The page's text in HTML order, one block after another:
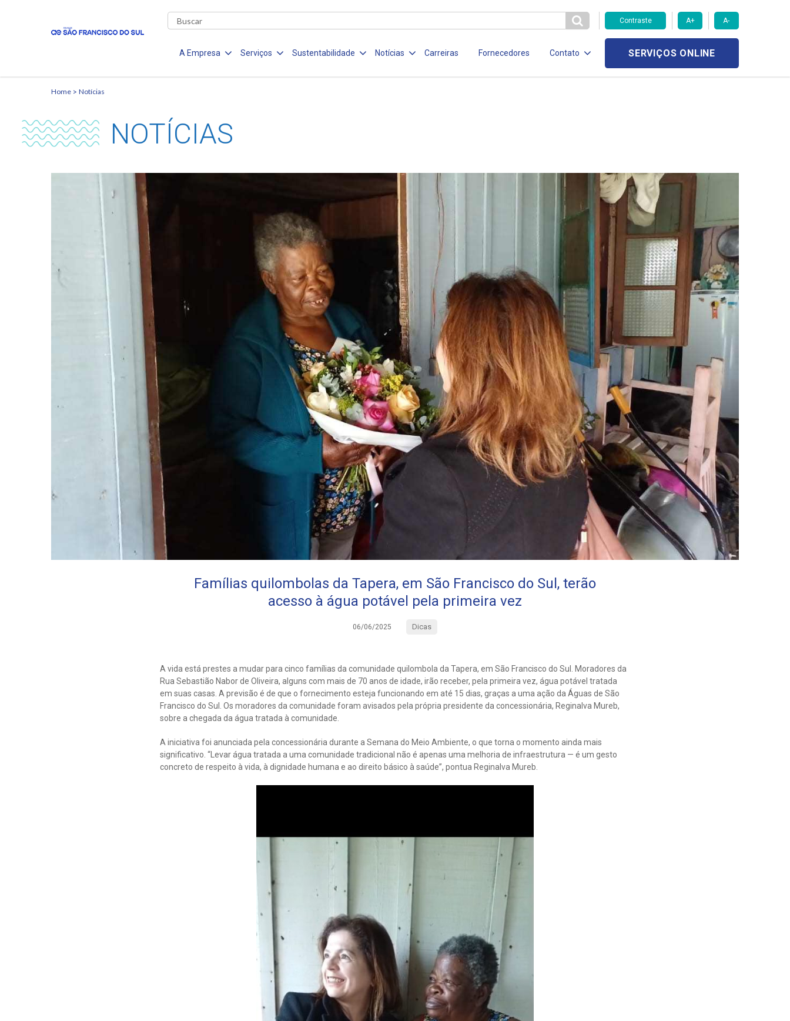
Contraste A+ A-
A Empresa Serviços Sustentabilidade Notícias Carreiras Fornecedores Contato SERVIÇOS ONLINE
Home Notícias
NOTÍCIAS
Famílias quilombolas da Tapera, em São Francisco do Sul, terão
acesso à água potável pela primeira vez
06/06/2025 Dicas
A vida está prestes a mudar para cinco famílias da comunidade quilombola da Tapera, em São Francisco do Sul. Moradores da
Rua Sebastião Nabor de Oliveira, alguns com mais de 70 anos de idade, irão receber, pela primeira vez, água potável tratada
em suas casas. A previsão é de que o fornecimento esteja funcionando em até 15 dias, graças a uma ação da Águas de São
Francisco do Sul. Os moradores da comunidade foram avisados pela própria presidente da concessionária, Reginalva Mureb,
sobre a chegada da água tratada à comunidade.
A iniciativa foi anunciada pela concessionária durante a Semana do Meio Ambiente, o que torna o momento ainda mais
significativo. “Levar água tratada a uma comunidade tradicional não é apenas uma melhoria de infraestrutura — é um gesto
concreto de respeito à vida, à dignidade humana e ao direito básico à saúde”, pontua Reginalva Mureb.